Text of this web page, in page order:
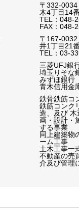
〒332-
木4丁目14
TEL：048-
FAX：048-
〒167-
井1丁目21
TEL：03-
三菱UFJ銀
埼玉りそな
みずほ銀行
青木信用金
鉄骨鉄筋コ
鉄筋コンク
造、及び 木
画・設計・
する事業
同上建築物
ーム工事
土木工事一
不動産の売
介及び管理